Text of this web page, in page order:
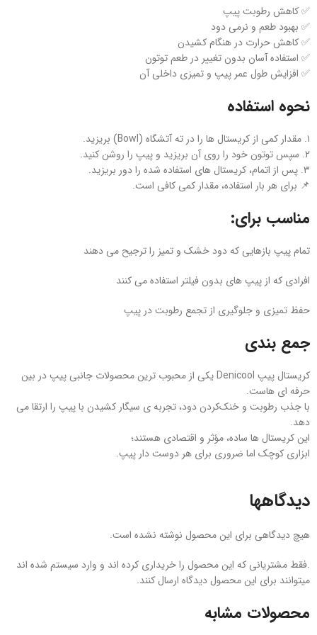
✅ کاهش رطوبت پیپ
✅ بهبود طعم و نرمی دود
✅ کاهش حرارت در هنگام کشیدن
✅ استفاده آسان بدون تغییر در طعم توتون
✅ افزایش طول عمر پیپ و تمیزی داخلی آن
نحوه استفاده
۱. مقدار کمی از کریستال‌ ها را در ته آتشگاه (Bowl) بریزید.
۲. سپس توتون خود را روی آن بریزید و پیپ را روشن کنید.
۳. پس از اتمام، کریستال‌ های استفاده‌ شده را دور بریزید.
📌 برای هر بار استفاده، مقدار کمی کافی است.
مناسب برای:
تمام پیپ‌ بازهایی که دود خشک و تمیز را ترجیح می‌ دهند
افرادی که از پیپ‌ های بدون فیلتر استفاده می‌ کنند
حفظ تمیزی و جلوگیری از تجمع رطوبت در پیپ
جمع‌ بندی
کریستال پیپ Denicool یکی از محبوب‌ ترین محصولات جانبی پیپ در بین
حرفه‌ ای‌ هاست.
با جذب رطوبت و خنک‌کردن دود، تجربه‌ ی سیگار کشیدن با پیپ را ارتقا می‌
دهد.
این کریستال‌ ها ساده، مؤثر و اقتصادی هستند؛
ابزاری کوچک اما ضروری برای هر دوست‌ دار پیپ.
دیدگاهها
هیچ دیدگاهی برای این محصول نوشته نشده است.
.فقط مشتریانی که این محصول را خریداری کرده اند و وارد سیستم شده اند
میتوانند برای این محصول دیدگاه ارسال کنند.
محصولات مشابه